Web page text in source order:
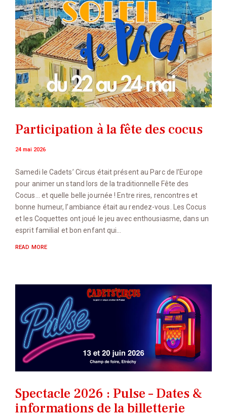
Participation à la fête des cocus
24 mai 2026
Samedi le Cadets’ Circus était présent au Parc de l’Europe
pour animer un stand lors de la traditionnelle Fête des
Cocus… et quelle belle journée ! Entre rires, rencontres et
bonne humeur, l’ambiance était au rendez-vous. Les Cocus
et les Coquettes ont joué le jeu avec enthousiasme, dans un
esprit familial et bon enfant qui…
READ MORE
Spectacle 2026 : Pulse – Dates &
informations de la billetterie